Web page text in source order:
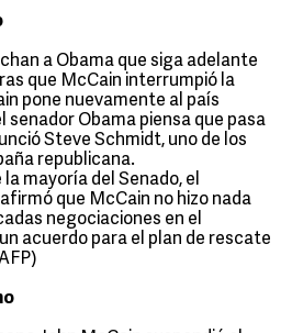
a Obama que siga adelante
que McCain interrumpió la
pone nuevamente al país
senador Obama piensa que pasa
Steve Schmidt, uno de los
republicana.
mayoría del Senado, el
que McCain no hizo nada
negociaciones en el
acuerdo para el plan de rescate